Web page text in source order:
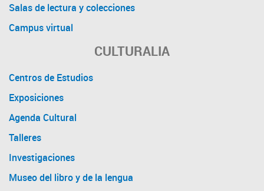
Salas de lectura y colecciones
Campus virtual
CULTURALIA
Centros de Estudios
Exposiciones
Agenda Cultural
Talleres
Investigaciones
Museo del libro y de la lengua